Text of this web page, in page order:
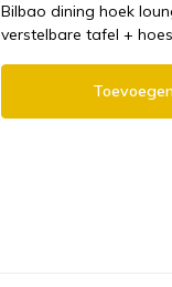
Bilbao dining hoek
verstelbare tafel + hoes